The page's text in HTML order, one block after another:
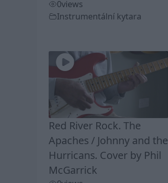
0views
Instrumentální kytara
Red River Rock. The
Apaches / Johnny and the
Hurricans. Cover by Phil
McGarrick